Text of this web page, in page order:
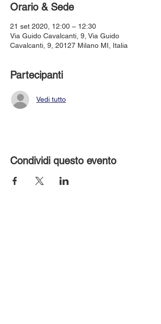
Orario & Sede
21 set 2020, 12:00 – 12:30
Via Guido Cavalcanti, 9, Via Guido
Cavalcanti, 9, 20127 Milano MI, Italia
Partecipanti
Vedi tutto
Condividi questo evento